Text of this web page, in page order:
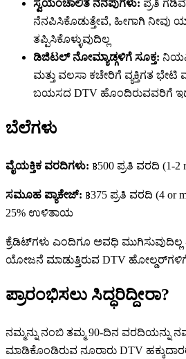
ಸ್ವಯಂಚಾಲಿತ ನೆನಪುಗಳು: ಪ್ರತಿ
ನೆನಪಿಸಿಕೊಡುತ್ತೇವೆ, ಹೀಗಾಗಿ ನೀವು
ತಪ್ಪಿಸಿಕೊಳ್ಳುವುದಿಲ್ಲ
ಡಿಜಿಟಲ್ ನೋಮ್ಯಾಡ್ಗಳಿಗೆ ಸೂಕ್ತ:
ಮತ್ತು ವಲಸಾ ಕಚೇರಿಗೆ ವ್ಯಕ್ತಿಗತ
ಬಯಸದ DTV ಹೊಂದಿರುವವರಿಗೆ
ಬೆಲೆಗಳು
ವೈಯಕ್ತಿಕ ವರದಿಗಳು: ฿500 ಪ್ರತಿ ವರದಿ (1-2
ಸಮೂಹ ಪ್ಯಾಕೇಜ್: ฿375 ಪ್ರತಿ ವರದಿ (4 or
25% ಉಳಿತಾಯ
ಕ್ರೆಡಿಟ್‌ಗಳು ಎಂದಿಗೂ ಅವಧಿ ಮುಗಿಸುವುದಿಲ್ಲ
ಯೋಜನೆ ಮಾಡುತ್ತಿರುವ DTV ಹೋಲ್ಡರ್‌ಗಳಿಗೆ
ಪ್ರಾರಂಭಿಸಲು ಸಿದ್ಧರಿದ್ದೀರಾ?
ನಮ್ಮನ್ನು ನಂಬಿ ತಮ್ಮ 90-ದಿನ ವರದಿಯನ್ನು
ಮಾಡಿಕೊಂಡಿರುವ ನೂರಾರು DTV